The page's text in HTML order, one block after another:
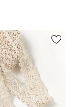
цвета в